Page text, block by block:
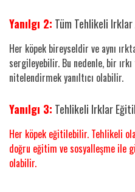
Yanılgı 2: Tüm Tehlikeli
Her köpek bireyseldir ve aynı
sergileyebilir. Bu nedenle, bir
nitelendirmek yanıltıcı olabilir.
Yanılgı 3: Tehlikeli Irklar
Her köpek eğitilebilir. Tehlikeli
doğru eğitim ve sosyalleşme ile
olabilir.